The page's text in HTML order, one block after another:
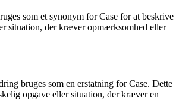
som et synonym for Case for at beskrive
situation, der kræver opmærksomhed eller
bruges som en erstatning for Case. Dette
opgave eller situation, der kræver en